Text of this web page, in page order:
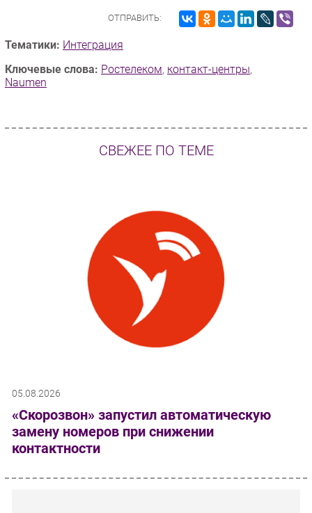
ОТПРАВИТЬ:
Тематики: Интеграция
Ключевые слова: Ростелеком, контакт-центры,
Naumen
СВЕЖЕЕ ПО ТЕМЕ
05.08.2026
«Скорозвон» запустил автоматическую
замену номеров при снижении
контактности